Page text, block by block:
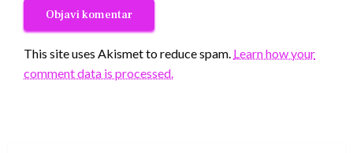
This site uses Akismet to reduce spam. Learn how your
comment data is processed.